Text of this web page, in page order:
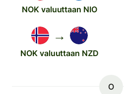
NOK valuuttaan NIO
→
NOK valuuttaan NZD
O